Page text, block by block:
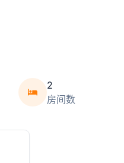
2
房间数